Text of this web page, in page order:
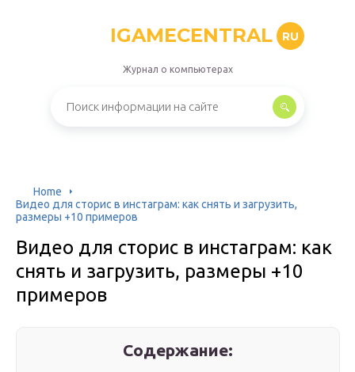
IGAMECENTRAL RU
Журнал о компьютерах
Home
Видео для сторис в инстаграм: как снять и загрузить,
размеры +10 примеров
Видео для сторис в инстаграм: как
снять и загрузить, размеры +10
примеров
Содержание: